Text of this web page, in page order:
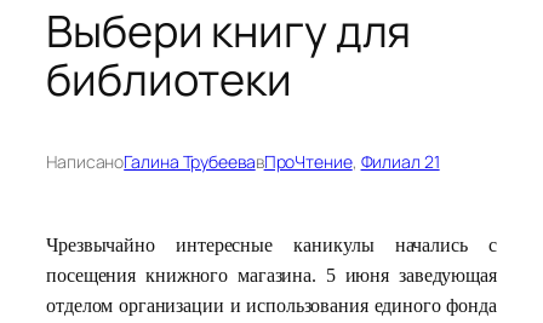
Выбери книгу для
библиотеки
НаписаноГалина ТрубеевавПроЧтение, Филиал 21
Чрезвычайно интересные каникулы начались с
посещения книжного магазина. 5 июня заведующая
отделом организации и использования единого фонда